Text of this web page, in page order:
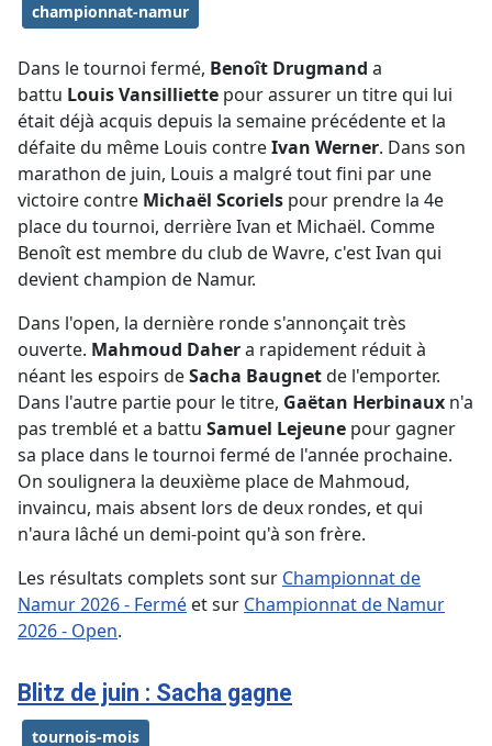
championnat-namur
Dans le tournoi fermé, Benoît Drugmand a
battu Louis Vansilliette pour assurer un titre qui lui
était déjà acquis depuis la semaine précédente et la
défaite du même Louis contreIvan Werner. Dans son
marathon de juin, Louis a malgré tout fini par une
victoire contre Michaël Scoriels pour prendre la 4e
place du tournoi, derrière Ivan et Michaël. Comme
Benoît est membre du club de Wavre, c'est Ivan qui
devient champion de Namur.
Dans l'open, la dernière ronde s'annonçait très
ouverte. Mahmoud Dahera rapidement réduit à
néant les espoirs deSacha Baugnetde l'emporter.
Dans l'autre partie pour le titre, Gaëtan Herbinaux n'a
pas tremblé et a battu Samuel Lejeune pour gagner
sa place dans le tournoi fermé de l'année prochaine.
On soulignera la deuxième place de Mahmoud,
invaincu, mais absent lors de deux rondes, et qui
n'aura lâché un demi-point qu'à son frère.
Les résultats complets sont sur Championnat de
Namur 2026 - Fermé et sur Championnat de Namur
2026 - Open.
Blitz de juin : Sacha gagne
tournois-mois